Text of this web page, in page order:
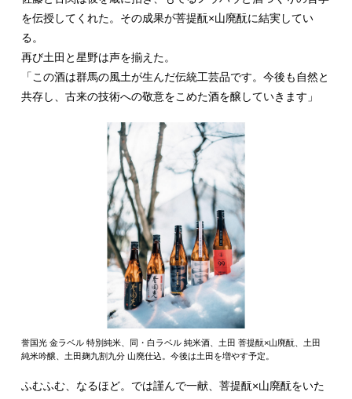
を伝授してくれた。その成果が菩提酛×山廃酛に結実してい
る。
再び土田と星野は声を揃えた。
「この酒は群馬の風土が生んだ伝統工芸品です。今後も自然と
共存し、古来の技術への敬意をこめた酒を醸していきます」
誉国光 金ラベル 特別純米、同・白ラベル 純米酒、土田 菩提酛×山廃酛、土田
純米吟醸、土田麹九割九分 山廃仕込。今後は土田を増やす予定。
ふむふむ、なるほど。では謹んで一献、菩提酛×山廃酛をいた